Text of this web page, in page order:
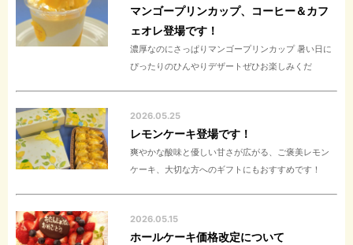
マンゴープリンカップ、コーヒー＆カフ
ェオレ登場です！
濃厚なのにさっぱりマンゴープリンカップ 暑い日に
ぴったりのひんやりデザートぜひお楽しみくだ
2026.05.25
レモンケーキ登場です！
爽やかな酸味と優しい甘さが広がる、ご褒美レモン
ケーキ、大切な方へのギフトにもおすすめです！
2026.05.15
ホールケーキ価格改定について